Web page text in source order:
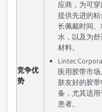
竞争优
势
应商，为可
提供先进的
长佩戴时间
水，以及为
材料。
Lintec
医用胶带市
肤友好的胶
备，尤其适
患者。